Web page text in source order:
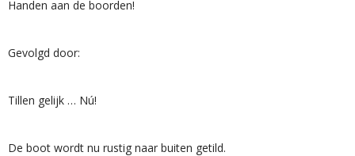
Handen aan de boorden!
Gevolgd door:
Tillen gelijk … Nú!
De boot wordt nu rustig naar buiten getild.